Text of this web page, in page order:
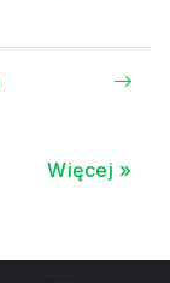
Więcej »